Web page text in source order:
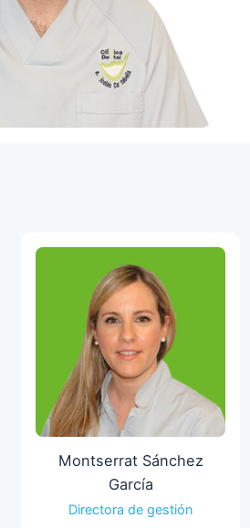
Montserrat Sánchez
García
Directora de gestión